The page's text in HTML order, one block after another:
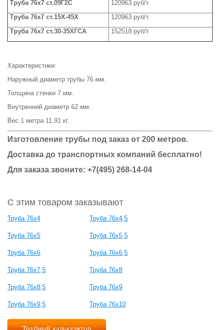
Труба 76x7 ст.09Г2С
120963 руб/т.
Труба 76x7 ст.15Х-45Х
120963 руб/т.
Труба 76x7 ст.30-35ХГСА 152518 руб/т.
Характеристики:
Наружный диаметр трубы 76 мм.
Толщина стенки 7 мм.
Внутренний диаметр 62 мм.
Вес 1 метра 11,91 кг.
Изготовление трубы под заказ от 200 метров.
Доставка до транспортных компаний бесплатно!
Для заказа звоните: +7(495) 268-14-04
С этим товаром заказывают
Труба 76x4 Труба 76x4,5
Труба 76x5 Труба 76x5,5
Труба 76x6 Труба 76x6,5
Труба 76x7,5 Труба 76x8
Труба 76x8,5 Труба 76x9
Труба 76x9,5 Труба 76x10